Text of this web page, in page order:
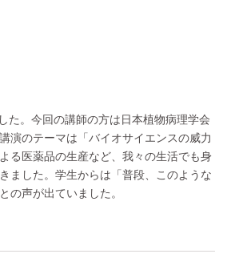
た。今回の講師の方は日本植物病理学会
演のテーマは「バイオサイエンスの威力
る医薬品の生産など、我々の生活でも身
ました。学生からは「普段、このような
の声が出ていました。